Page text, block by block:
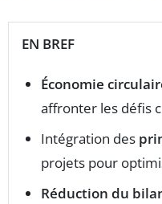
EN BREF
Économie
affronter les défis
Intégration des
projets pour
Réduction du